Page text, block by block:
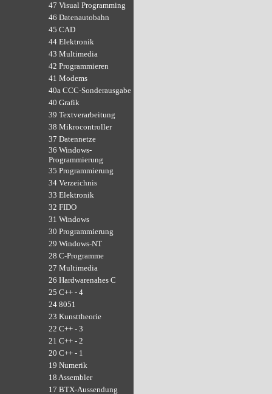
47 Visual Programming
46 Datenautobahn
45 CAD
44 Elektronik
43 Multimedia
42 Programmieren
41 Modems
40a CCC-Sonderausgabe
40 Grafik
39 Textverarbeitung
38 Mikrocontroller
37 Datennetze
36 Windows-
Programmierung
35 Programmierung
34 Verzeichnis
33 Elektronik
32 FIDO
31 Windows
30 Programmierung
29 Windows-NT
28 C-Programme
27 Multimedia
26 Hardwarenahes C
25 C++ - 4
24 8051
23 Kunsttheorie
22 C++ - 3
21 C++ - 2
20 C++ - 1
19 Numerik
18 Assembler
17 BTX-Aussendung